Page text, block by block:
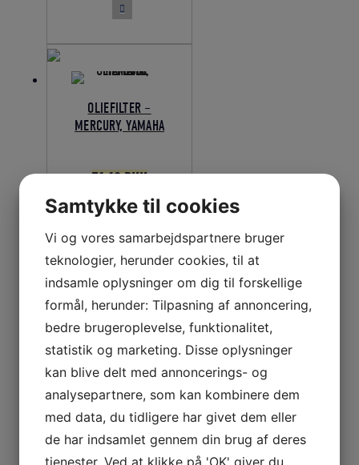
97,00 DKK.87,30 DKK.
OLIEFILTER –
MERCURY, YAMAHA
Den
oprindelige
79,00 DKK.
71,10DKKDen
aktuelle
71,10 DKK.
LÆS MERE
OLIEFILTER –
MERCURY VERADO
80-115 HK
Den
oprindelige
95,40
Den
aktuelle
LÆS MERE
Samtykke til cookies
Vi og vores samarbejdspartnere bruger
teknologier, herunder cookies, til at
indsamle oplysninger om dig til forskellige
formål, herunder: Tilpasning af annoncering,
bedre brugeroplevelse, funktionalitet,
statistik og marketing. Disse oplysninger
kan blive delt med annoncerings- og
analysepartnere, som kan kombinere dem
med data, du tidligere har givet dem eller
de har indsamlet gennem din brug af deres
tjenester. Ved at klikke på 'OK' giver du